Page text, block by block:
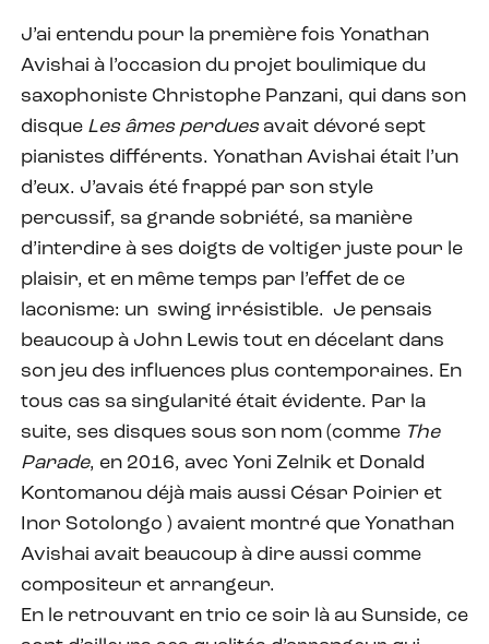
J’ai entendu pour la première fois Yonathan
Avishai à l’occasion du projet boulimique du
saxophoniste Christophe Panzani, qui dans son
disque Les âmes perduesavait dévoré sept
pianistes différents. Yonathan Avishai était l’un
d’eux. J’avais été frappé par son style
percussif, sa grande sobriété, sa manière
d’interdire à ses doigts de voltiger juste pour le
plaisir, et en même temps par l’effet de ce
laconisme: un swing irrésistible. Je pensais
beaucoup à John Lewis tout en décelant dans
son jeu des influences plus contemporaines. En
tous cas sa singularité était évidente. Par la
suite, ses disques sous son nom (comme The
Parade, en 2016, avec Yoni Zelnik et Donald
Kontomanou déjà mais aussi César Poirier et
Inor Sotolongo ) avaient montré que Yonathan
Avishai avait beaucoup à dire aussi comme
compositeur et arrangeur.
En le retrouvant en trio ce soir là au Sunside, ce